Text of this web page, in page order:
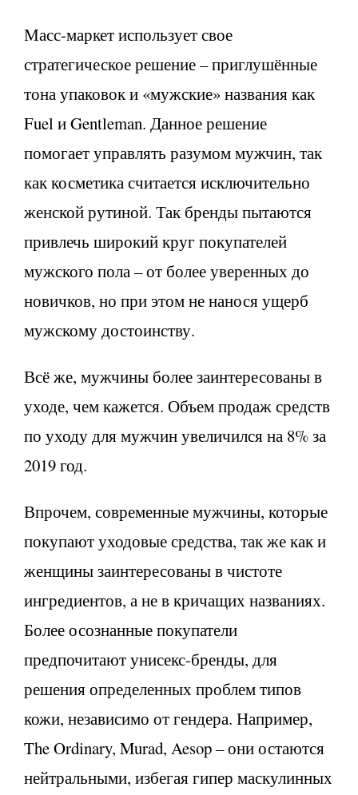
Масс-маркет использует свое
стратегическое решение – приглушённые
тона упаковок и «мужские» названия как
Fuel и Gentleman. Данное решение
помогает управлять разумом мужчин, так
как косметика считается исключительно
женской рутиной. Так бренды пытаются
привлечь широкий круг покупателей
мужского пола – от более уверенных до
новичков, но при этом не нанося ущерб
мужскому достоинству.
Всё же, мужчины более заинтересованы в
уходе, чем кажется. Объем продаж средств
по уходу для мужчин увеличился на 8% за
2019 год.
Впрочем, современные мужчины, которые
покупают уходовые средства, так же как и
женщины заинтересованы в чистоте
ингредиентов, а не в кричащих названиях.
Более осознанные покупатели
предпочитают унисекс-бренды, для
решения определенных проблем типов
кожи, независимо от гендера. Например,
The Ordinary, Murad, Aesop – они остаются
нейтральными, избегая гипер маскулинных